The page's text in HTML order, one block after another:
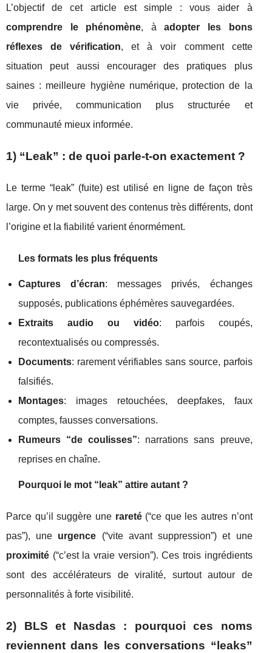
L’objectif de cet article est simple : vous aider à
comprendre le phénomène, àadopter les bons
réflexes de vérification, et à voir comment cette
situation peut aussi encourager des pratiques plus
saines : meilleure hygiène numérique, protection de la
vie privée, communication plus structurée et
communauté mieux informée.
1) “Leak” : de quoi parle-t-on exactement ?
Le terme “leak” (fuite) est utilisé en ligne de façon très
large. On y met souvent des contenus très différents, dont
l’origine et la fiabilité varient énormément.
Les formats les plus fréquents
Captures d’écran: messages privés, échanges
supposés, publications éphémères sauvegardées.
Extraits audio ou vidéo: parfois coupés,
recontextualisés ou compressés.
Documents: rarement vérifiables sans source, parfois
falsifiés.
Montages: images retouchées, deepfakes, faux
comptes, fausses conversations.
Rumeurs “de coulisses”: narrations sans preuve,
reprises en chaîne.
Pourquoi le mot “leak” attire autant ?
Parce qu’il suggère une rareté(“ce que les autres n’ont
pas”), une urgence (“vite avant suppression”) et une
proximité (“c’est la vraie version”). Ces trois ingrédients
sont des accélérateurs de viralité, surtout autour de
personnalités à forte visibilité.
2) BLS et Nasdas : pourquoi ces noms
reviennent dans les conversations “leaks”